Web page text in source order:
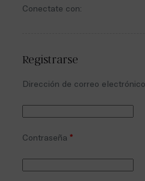
Conectate con:
Registrarse
Dirección de correo electrónico
Contraseña *